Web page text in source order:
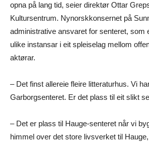
opna på lang tid, seier direktør Ottar
Kultursentrum. Nynorskkonsernet på
administrative ansvaret for senteret, som
ulike instansar i eit spleiselag mellom
aktørar.
– Det finst allereie fleire litteraturhus. Vi
Garborgsenteret. Er det plass til eit slikt
– Det er plass til Hauge-senteret når vi
himmel over det store livsverket til